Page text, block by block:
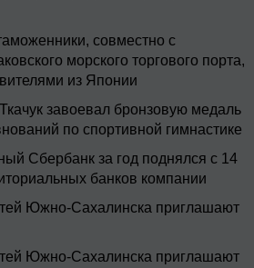
совместно с
морского торгового порта,
из Японии
завоевал бронзовую медаль
по спортивной гимнастике
Сбербанк за год поднялся с 14
банков компании
Южно-Сахалинска приглашают
Южно-Сахалинска приглашают